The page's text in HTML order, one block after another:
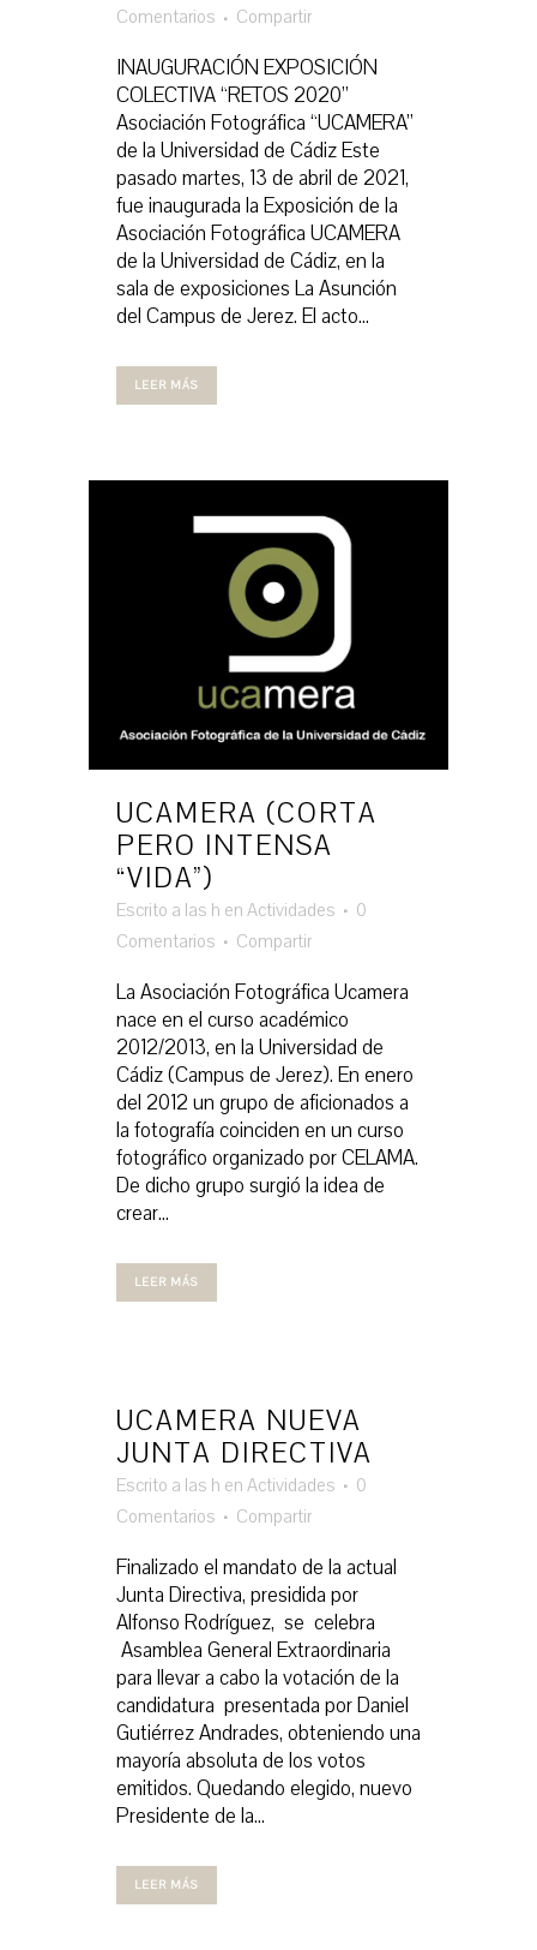
Comentarios
Compartir
INAUGURACIÓN EXPOSICIÓN
COLECTIVA “RETOS 2020”
Asociación Fotográfica “UCAMERA”
de la Universidad de Cádiz Este
pasado martes, 13 de abril de 2021,
fue inaugurada la Exposición de la
Asociación Fotográfica UCAMERA
de la Universidad de Cádiz, en la
sala de exposiciones La Asunción
del Campus de Jerez. El acto...
LEER MÁS
UCAMERA (CORTA
PERO INTENSA
“VIDA”)
Escrito a las h en Actividades
0
Comentarios
Compartir
La Asociación Fotográfica Ucamera
nace en el curso académico
2012/2013, en la Universidad de
Cádiz (Campus de Jerez). En enero
del 2012 un grupo de aficionados a
la fotografía coinciden en un curso
fotográfico organizado por CELAMA.
De dicho grupo surgió la idea de
crear...
LEER MÁS
UCAMERA NUEVA
JUNTA DIRECTIVA
Escrito a las h en Actividades
0
Comentarios
Compartir
Finalizado el mandato de la actual
Junta Directiva, presidida por
Alfonso Rodríguez, se celebra
Asamblea General Extraordinaria
para llevar a cabo la votación de la
candidatura presentada por Daniel
Gutiérrez Andrades, obteniendo una
mayoría absoluta de los votos
emitidos. Quedando elegido, nuevo
Presidente de la...
LEER MÁS